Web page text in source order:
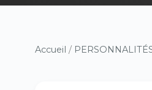
Accueil /